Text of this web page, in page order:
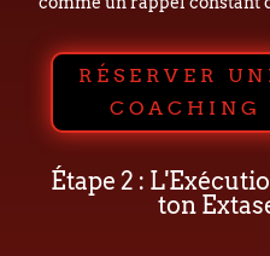
RÉSERVER
COACHING
Étape 2 :
ton